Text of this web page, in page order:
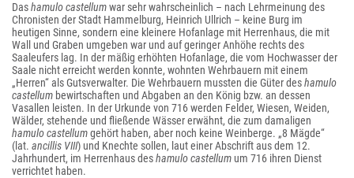
Dashamulo castellumwar sehr wahrscheinlich – nach Lehrmeinung des
Chronisten der Stadt Hammelburg, Heinrich Ullrich – keine Burg im
heutigen Sinne, sondern eine kleinere Hofanlage mit Herrenhaus, die mit
Wall und Graben umgeben war und auf geringer Anhöhe rechts des
Saaleufers lag. In der mäßig erhöhten Hofanlage, die vom Hochwasser der
Saale nicht erreicht werden konnte, wohnten Wehrbauern mit einem
„Herren“ als Gutsverwalter. Die Wehrbauern mussten die Güter deshamulo
castellum bewirtschaften und Abgaben an den König bzw. an dessen
Vasallen leisten. In der Urkunde von 716 werden Felder, Wiesen, Weiden,
Wälder, stehende und fließende Wässer erwähnt, die zum damaligen
hamulo castellumgehört haben, aber noch keine Weinberge. „8 Mägde“
(lat. ancillis VIII) und Knechte sollen, laut einer Abschrift aus dem 12.
Jahrhundert, im Herrenhaus deshamulo castellum um 716 ihren Dienst
verrichtet haben.